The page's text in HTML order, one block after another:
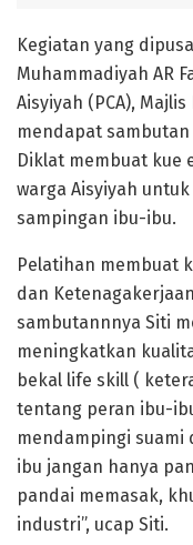
Kegiatan yang
Muhammadiyah AR
Aisyiyah (PCA),
mendapat
Diklat membuat kue
warga Aisyiyah
sampingan ibu-ibu.
Pelatihan membuat
dan
sambutannnya Siti
meningkatkan
bekal life skill (
tentang peran ibu-
mendampingi suami
ibu jangan hanya
pandai memasak,
industri”, ucap Siti.